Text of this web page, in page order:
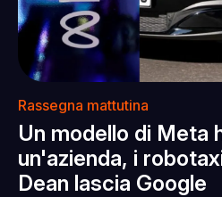
Rassegna mattutina
Un modello di Meta
un'azienda, i
Dean lascia Google